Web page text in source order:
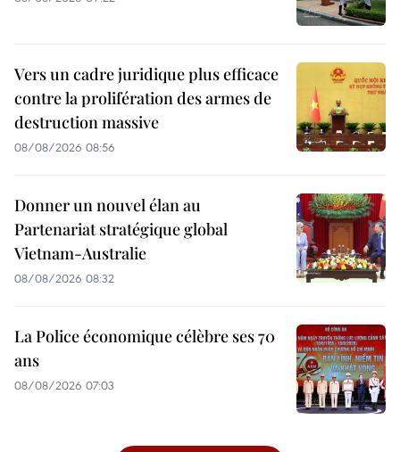
Vers un cadre juridique plus efficace
contre la prolifération des armes de
destruction massive
08/08/2026 08:56
Donner un nouvel élan au
Partenariat stratégique global
Vietnam-Australie
08/08/2026 08:32
La Police économique célèbre ses 70
ans
08/08/2026 07:03